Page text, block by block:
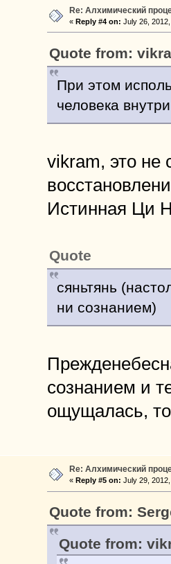
Re: Алхимический
« Reply #4 on: July 26,
Quote from:
При этом
человека
vikram, это не
Истинная Ци
Quote
сяньтянь
ни сознанием)
сознанием и
ощущалась,
Re: Алхимический
« Reply #5 on: July 29,
Quote from:
Quote from: